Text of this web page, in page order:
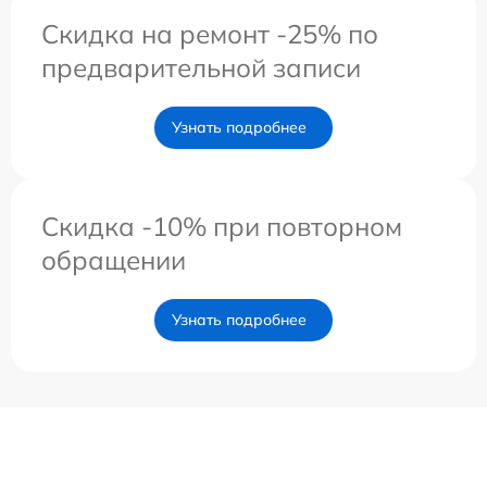
Скидка на ремонт -25% по
предварительной записи
Узнать подробнее
Скидка -10% при повторном
обращении
Узнать подробнее